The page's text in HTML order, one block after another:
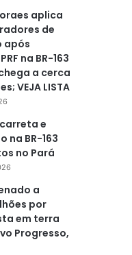
aplica
de
após
na BR-163
a cerca
VEJA LISTA
e
na BR-163
no Pará
a
por
em terra
Progresso,